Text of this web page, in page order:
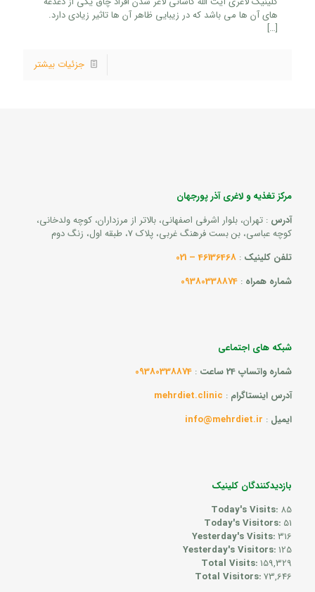
های آن ها می باشد که در زیبایی ظاهر آن ها تاثیر زیادی دارد.
[…]
جزئیات بیشتر
مرکز تغذیه و لاغری آذر پورجهان
آدرس : تهران، بلوار اشرفی اصفهانی، بالاتر از مرزداران، کوچه ولدخانی،
کوچه عباسی، بن بست فرهنگ غربی، پلاک 7، طبقه اول، زنگ دوم
تلفن کلینیک :
46136468 – 021
شماره همراه :
09380338874
شبکه های اجتماعی
شماره واتساپ 24 ساعت
:
09380338874
آدرس اینستاگرام :
mehrdiet.clinic
ایمیل :
info@mehrdiet.ir
بازدیدکنندگان کلینیک
Today's Visits: 85
Today's Visitors: 51
Yesterday's Visits:316
Yesterday's Visitors:125
Total Visits:159,329
Total Visitors:73,646